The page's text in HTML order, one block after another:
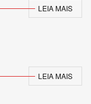
LEIA MAIS
LEIA MAIS